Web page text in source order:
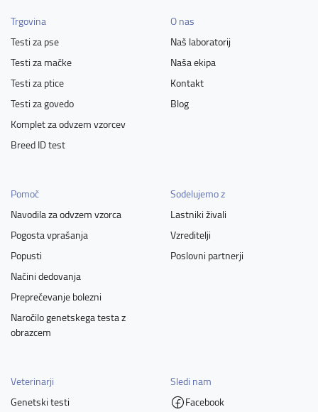
Trgovina
Testi za pse
Testi za mačke
Testi za ptice
Testi za govedo
Komplet za odvzem vzorcev
Breed ID test
O nas
Naš laboratorij
Naša ekipa
Kontakt
Blog
Pomoč
Navodila za odvzem vzorca
Pogosta vprašanja
Popusti
Načini dedovanja
Preprečevanje bolezni
Naročilo genetskega testa z
obrazcem
Sodelujemo z
Lastniki živali
Vzreditelji
Poslovni partnerji
Veterinarji
Genetski testi
Sledi nam
Facebook